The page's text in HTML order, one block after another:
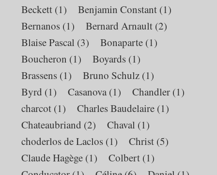
Beckett (1) Benjamin Constant (1)
Bernanos (1) Bernard Arnault (2)
Blaise Pascal (3) Bonaparte (1)
Boucheron (1) Boyards (1)
Brassens (1) Bruno Schulz (1)
Byrd (1) Casanova (1) Chandler (1)
charcot (1) Charles Baudelaire (1)
Chateaubriand (2) Chaval (1)
choderlos de Laclos (1) Christ (5)
Claude Hagège (1) Colbert (1)